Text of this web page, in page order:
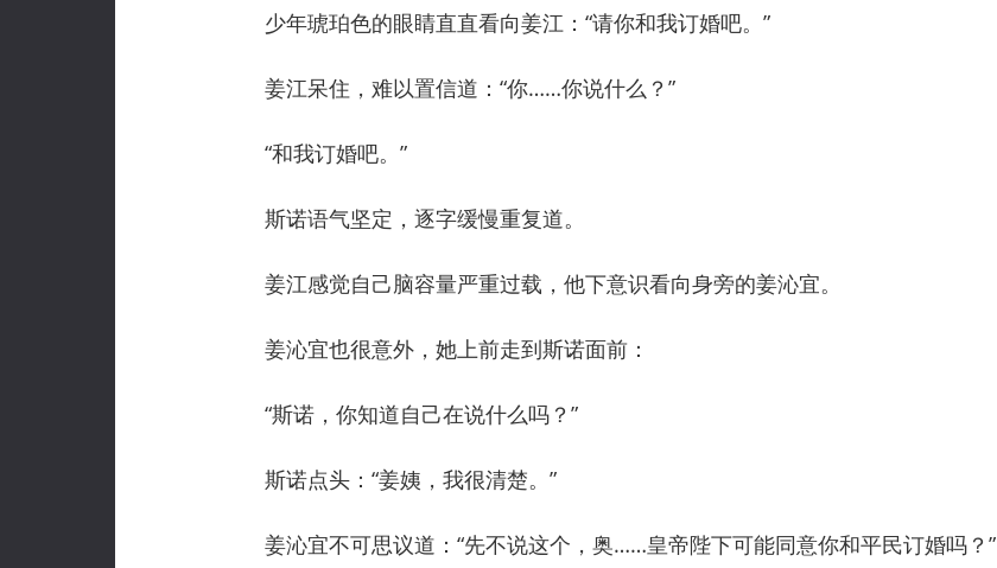
少年琥珀色的眼睛直直看向姜江：“请你和我订婚吧。”
姜江呆住，难以置信道：“你……你说什么？”
“和我订婚吧。”
斯诺语气坚定，逐字缓慢重复道。
姜江感觉自己脑容量严重过载，他下意识看向身旁的姜沁宜。
姜沁宜也很意外，她上前走到斯诺面前：
“斯诺，你知道自己在说什么吗？”
斯诺点头：“姜姨，我很清楚。”
姜沁宜不可思议道：“先不说这个，奥……皇帝陛下可能同意你和平民订婚吗？”